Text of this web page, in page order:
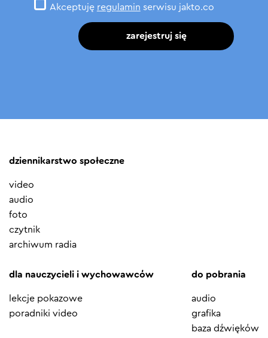
Akceptuję regulamin serwisu jakto.co
zarejestruj się
dziennikarstwo społeczne
video
audio
foto
czytnik
archiwum radia
dla nauczycieli i wychowawców
lekcje pokazowe
poradniki video
do pobrania
audio
grafika
baza dźwięków